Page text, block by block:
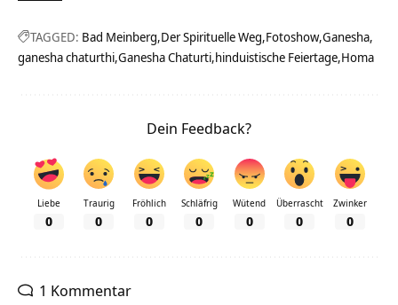
TAGGED: Bad Meinberg Der Spirituelle Weg Fotoshow Ganesha
ganesha chaturthi Ganesha Chaturti hinduistische Feiertage Homa
Dein Feedback?
Liebe
0
Traurig
0
Fröhlich
0
Schläfrig
0
Wütend
0
Überrascht
0
Zwinker
0
1 Kommentar